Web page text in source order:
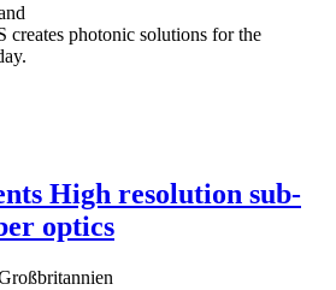
photonic solutions for the
High resolution sub-
optics